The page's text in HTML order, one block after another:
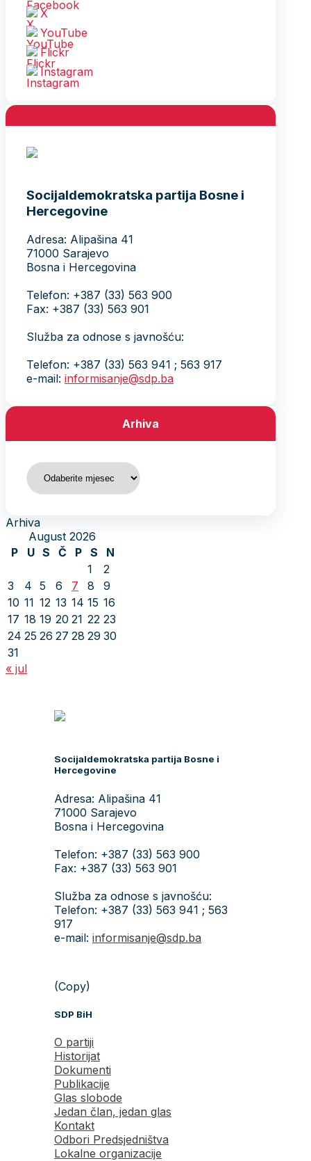
X
YouTube
Flickr
Instagram
Socijaldemokratska partija Bosne i
Hercegovine
Adresa: Alipašina 41
71000 Sarajevo
Bosna i Hercegovina
Telefon: +387 (33) 563 900
Fax: +387 (33) 563 901
Služba za odnose s javnošću:
Telefon: +387 (33) 563 941 ; 563 917
e-mail: informisanje@sdp.ba
Arhiva
Arhiva
Arhiva
August 2026
P
U S Č P S
N
1
2
3
4 5 6 7 8
9
10 11 12 13 14 15 16
17 18 19 20 21 22 23
24 25 26 27 28 29 30
31
« jul
Socijaldemokratska partija Bosne i
Hercegovine
Adresa: Alipašina 41
71000 Sarajevo
Bosna i Hercegovina
Telefon: +387 (33) 563 900
Fax: +387 (33) 563 901
Služba za odnose s javnošću:
Telefon: +387 (33) 563 941 ; 563
917
e-mail: informisanje@sdp.ba
(Copy)
SDP BiH
O partiji
Historijat
Dokumenti
Publikacije
Glas slobode
Jedan član, jedan glas
Kontakt
Odbori Predsjedništva
Lokalne organizacije